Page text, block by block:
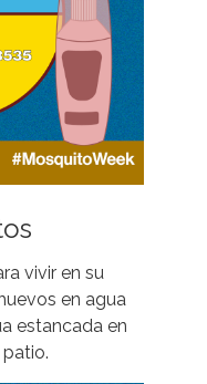
vivir en su
en agua
estancada en